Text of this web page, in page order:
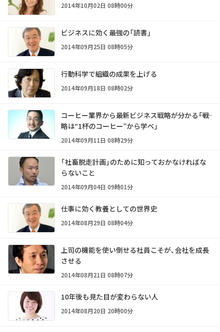
2014年10月02日 08時00分
ビジネスに効く最強の「読書」
2014年09月25日 08時05分
行動科学で組織の成果を上げる
2014年09月18日 08時02分
コーヒー業界から最新ビジネス戦略が分かる――「戦
略は“1杯のコーヒー”から学べ」
2014年09月11日 08時29分
「社畜脱走計画」のために知っておかなければな
らないこと
2014年09月04日 09時01分
仕事に効く教養としての世界史
2014年08月29日 08時04分
上司の機能を使い倒せる社員こそが、会社を成長
させる
2014年08月21日 08時07分
10年後も見た目が変わらない人
2014年08月20日 20時00分